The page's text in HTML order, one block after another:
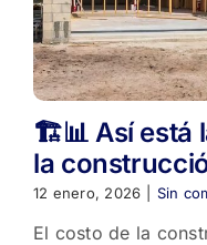
🏗️📊 Así está
la
12 enero, 2026 Sin
El costo de la